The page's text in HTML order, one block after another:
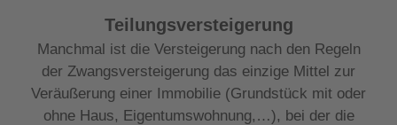
Teilungsversteigerung
Manchmal ist die Versteigerung nach den Regeln
der Zwangsversteigerung das einzige Mittel zur
Veräußerung einer Immobilie (Grundstück mit oder
ohne Haus, Eigentumswohnung,…), bei der die